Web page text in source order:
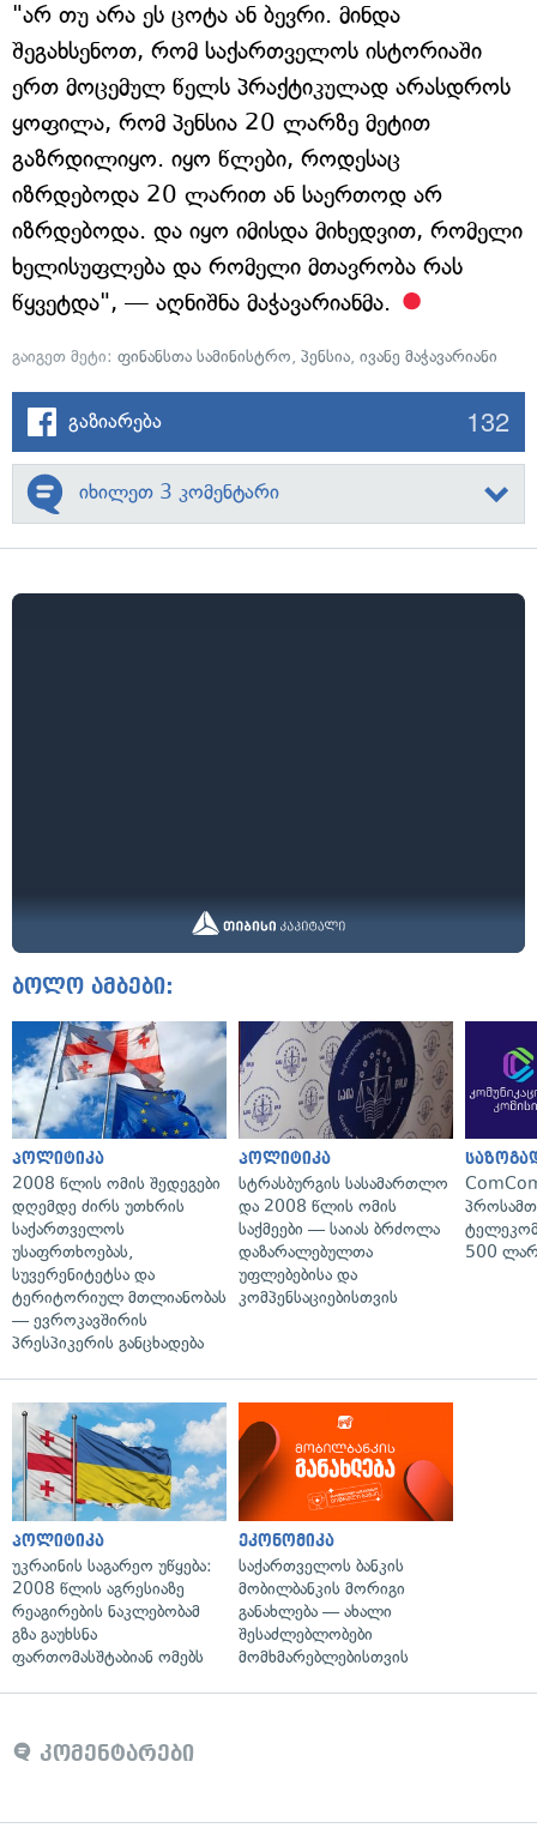
"არ თუ არა ეს ცოტა ან ბევრი. მინდა
შეგახსენოთ, რომ საქართველოს ისტორიაში
ერთ მოცემულ წელს პრაქტიკულად არასდროს
ყოფილა, რომ პენსია 20 ლარზე მეტით
გაზრდილიყო. იყო წლები, როდესაც
იზრდებოდა 20 ლარით ან საერთოდ არ
იზრდებოდა. და იყო იმისდა მიხედვით, რომელი
ხელისუფლება და რომელი მთავრობა რას
წყვეტდა", — აღნიშნა მაჭავარიანმა.
გაიგეთ მეტი: ფინანსთა სამინისტრო, პენსია, ივანე მაჭავარიანი
გაზიარება 132
იხილეთ 3 კომენტარი
ბოლო ამბები:
პოლიტიკა
2008 წლის ომის შედეგები
დღემდე ძირს უთხრის
საქართველოს
უსაფრთხოებას,
სუვერენიტეტსა და
ტერიტორიულ მთლიანობას
— ევროკავშირის
პრესპიკერის განცხადება
პოლიტიკა
სტრასბურგის სასამართლო
და 2008 წლის ომის
საქმეები — საიას ბრძოლა
დაზარალებულთა
უფლებებისა და
კომპენსაციებისთვის
500
პოლიტიკა
უკრაინის საგარეო უწყება:
2008 წლის აგრესიაზე
რეაგირების ნაკლებობამ
გზა გაუხსნა
ფართომასშტაბიან ომებს
ეკონომიკა
საქართველოს ბანკის
მობილბანკის მორიგი
განახლება — ახალი
შესაძლებლობები
მომხმარებლებისთვის
კომენტარები